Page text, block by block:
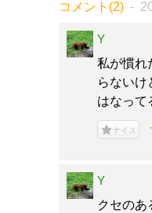
コメント(2)
Y
私が慣れ
らないけ
はなって
ナイス
Y
クセのあ